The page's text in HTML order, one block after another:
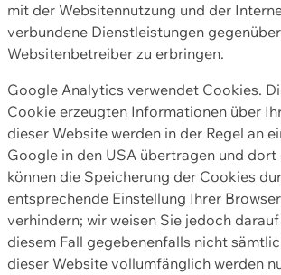
mit der Websitennutzung und der
verbundene Dienstleistungen
Websitenbetreiber zu erbringen.
Google Analytics verwendet Cookies.
Cookie erzeugten Informationen über
dieser Website werden in der Regel an
Google in den USA übertragen und
können die Speicherung der Cookies
entsprechende Einstellung Ihrer
verhindern; wir weisen Sie jedoch
diesem Fall gegebenenfalls nicht
dieser Website vollumfänglich werden